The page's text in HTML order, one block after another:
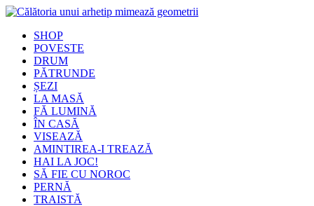
SHOP
POVESTE
DRUM
PĂTRUNDE
ȘEZI
LA MASĂ
FĂ LUMINĂ
ÎN CASĂ
VISEAZĂ
AMINTIREA-I TREAZĂ
HAI LA JOC!
SĂ FIE CU NOROC
PERNĂ
TRAISTĂ